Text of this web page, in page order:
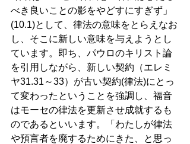
べき良いことの影をやどすにすぎず」
(10.1)として、律法の意味をとらえなお
し、そこに新しい意味を与えようとし
ています。即ち、パウロのキリスト論
を引用しながら、新しい契約（エレミ
ヤ31.31～33）が古い契約(律法)にとっ
て変わったということを強調し、福音
はモーセの律法を更新させ成就するも
のであるといいます。「わたしが律法
や預言者を廃するためにきた、と思っ